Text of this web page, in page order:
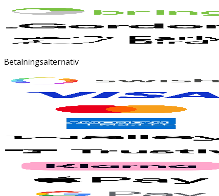
Betalningsalternativ